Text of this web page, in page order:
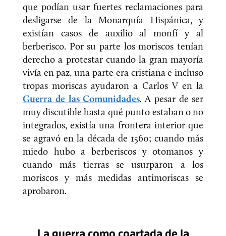
que podían usar fuertes reclamaciones para
desligarse de la Monarquía Hispánica, y
existían casos de auxilio al monfí y al
berberisco. Por su parte los moriscos tenían
derecho a protestar cuando la gran mayoría
vivía en paz, una parte era cristiana e incluso
tropas moriscas ayudaron a Carlos V en la
Guerra de las Comunidades. A pesar de ser
muy discutible hasta qué punto estaban o no
integrados, existía una frontera interior que
se agravó en la década de 1560; cuando más
miedo hubo a berberiscos y otomanos y
cuando más tierras se usurparon a los
moriscos y más medidas antimoriscas se
aprobaron.
La guerra como coartada de la